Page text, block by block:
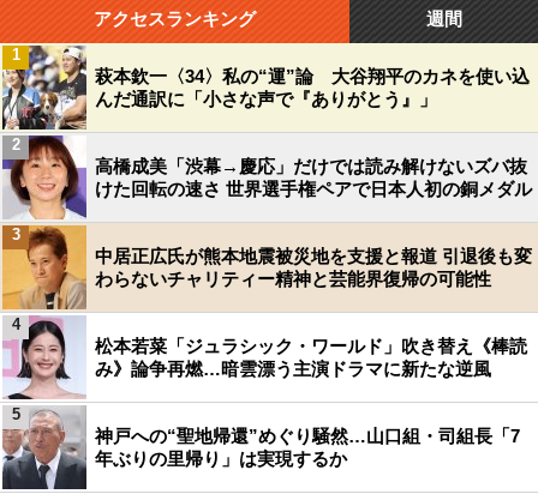
アクセスランキング 週間
萩本欽一〈34〉私の“運”論 大谷翔平のカネを使い込
んだ通訳に「小さな声で『ありがとう』」
1
高橋成美「渋幕→慶応」だけでは読み解けないズバ抜
けた回転の速さ 世界選手権ペアで日本人初の銅メダル
2
中居正広氏が熊本地震被災地を支援と報道 引退後も変
わらないチャリティー精神と芸能界復帰の可能性
3
松本若菜「ジュラシック・ワールド」吹き替え《棒読
み》論争再燃…暗雲漂う主演ドラマに新たな逆風
4
神戸への“聖地帰還”めぐり騒然…山口組・司組長「7
年ぶりの里帰り」は実現するか
5